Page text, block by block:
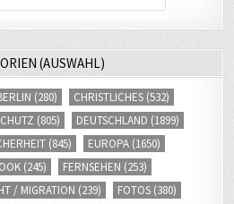
(AUSWAHL)
(280) CHRISTLICHES (532)
(805) DEUTSCHLAND (1899)
(845) EUROPA (1650)
(245) FERNSEHEN (253)
/ MIGRATION (239) FOTOS (380)